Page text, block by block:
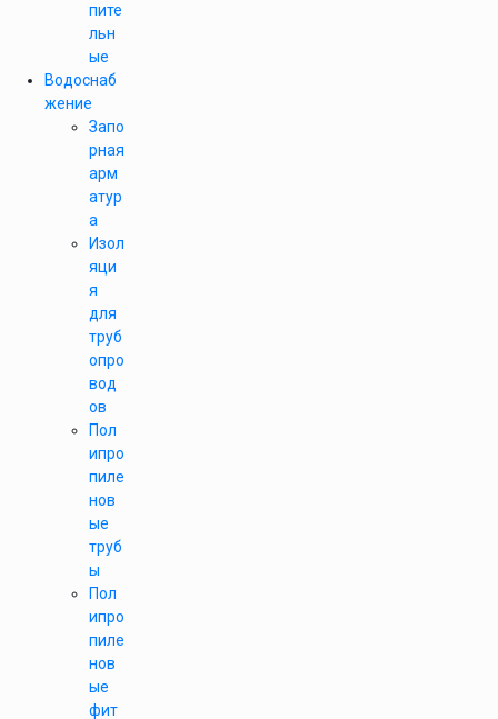
пите
льн
ые
Водоснаб
жение
Запо
рная
арм
атур
а
Изол
яци
я
для
труб
опро
вод
ов
Пол
ипро
пиле
нов
ые
труб
ы
Пол
ипро
пиле
нов
ые
фит